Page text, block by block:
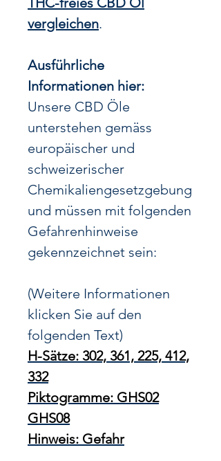
vergleichen.
Ausführliche
Informationen hier:
Unsere CBD Öle
unterstehen gemäss
europäischer und
schweizerischer
Chemikaliengesetzgebung
und müssen mit folgenden
Gefahrenhinweise
gekennzeichnet sein:
(Weitere Informationen
klicken Sie auf den
folgenden Text)
H-Sätze: 302, 361, 225, 412,
332
Piktogramme: GHS02
GHS08
Hinweis: Gefahr